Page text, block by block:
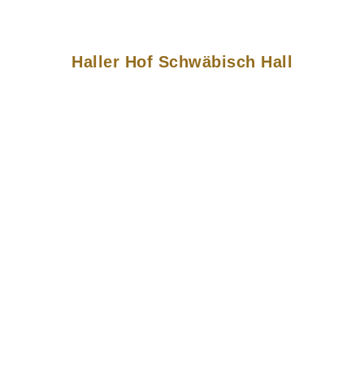
Haller Hof Schwäbisch Hall